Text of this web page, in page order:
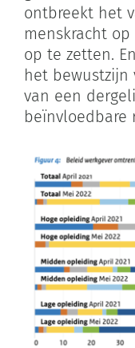
ontbreekt het
menskracht
op te zetten.
het bewustzijn
van een
beïnvloedbare